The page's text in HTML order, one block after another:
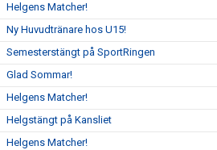
Helgens Matcher!
Ny Huvudtränare hos U15!
Semesterstängt på SportRingen
Glad Sommar!
Helgens Matcher!
Helgstängt på Kansliet
Helgens Matcher!